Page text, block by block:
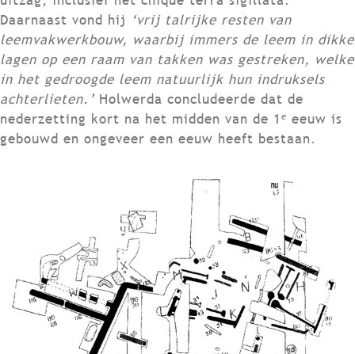
Daarnaast vond hij ‘vrij talrijke resten van
leemvakwerkbouw, waarbij immers de leem in dikke
lagen op een raam van takken was gestreken, welke
in het gedroogde leem natuurlijk hun indruksels
achterlieten.’Holwerda concludeerde dat de
nederzetting kort na het midden van de 1 e eeuw is
gebouwd en ongeveer een eeuw heeft bestaan.